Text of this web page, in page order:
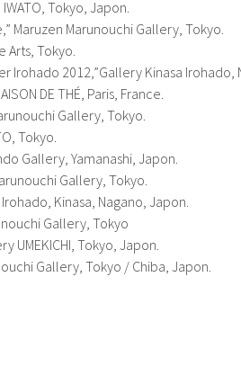
Tokyo, Japon.
Maruzen Marunouchi Gallery, Tokyo.
Arts, Tokyo.
Irohado 2012,”Gallery Kinasa Irohado,
DE THÉ, Paris, France.
Gallery, Tokyo.
Tokyo.
Gallery, Yamanashi, Japon.
Gallery, Tokyo.
Kinasa, Nagano, Japon.
Gallery, Tokyo
UMEKICHI, Tokyo, Japon.
Gallery, Tokyo / Chiba, Japon.